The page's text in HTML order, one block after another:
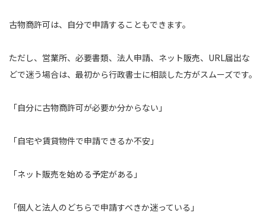
古物商許可は、自分で申請することもできます。
ただし、営業所、必要書類、法人申請、ネット販売、URL届出な
どで迷う場合は、最初から行政書士に相談した方がスムーズです。
「自分に古物商許可が必要か分からない」
「自宅や賃貸物件で申請できるか不安」
「ネット販売を始める予定がある」
「個人と法人のどちらで申請すべきか迷っている」